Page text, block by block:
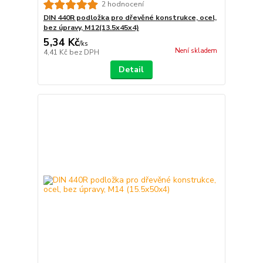
2 hodnocení
DIN 440R podložka pro dřevěné konstrukce, ocel,
bez úpravy, M12(13.5x45x4)
5,34 Kč/ks
4,41 Kč bez DPH Není skladem
Detail